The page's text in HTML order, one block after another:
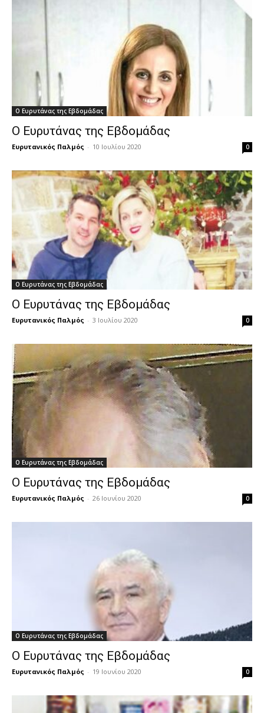
Ο Ευρυτάνας της Εβδομάδας
Ο Ευρυτάνας της Εβδομάδας
Ευρυτανικός Παλμός - 10 Ιουλίου 2020 0
Ο Ευρυτάνας της Εβδομάδας
Ο Ευρυτάνας της Εβδομάδας
Ευρυτανικός Παλμός - 3 Ιουλίου 2020 0
Ο Ευρυτάνας της Εβδομάδας
Ο Ευρυτάνας της Εβδομάδας
Ευρυτανικός Παλμός - 26 Ιουνίου 2020 0
Ο Ευρυτάνας της Εβδομάδας
Ο Ευρυτάνας της Εβδομάδας
Ευρυτανικός Παλμός - 19 Ιουνίου 2020 0